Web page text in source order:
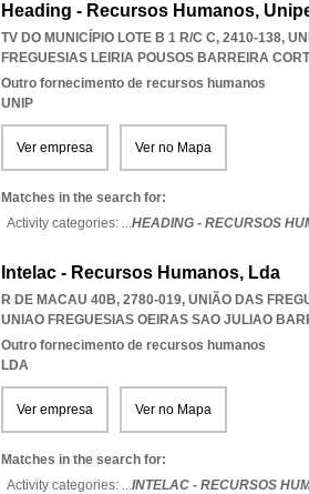
Heading - Recursos Humanos,
TV DO MUNICÍPIO LOTE B 1 R/C C, 2410-138,
FREGUESIAS LEIRIA POUSOS BARREIRA
Outro fornecimento de recursos humanos
UNIP
Ver empresa Ver no Mapa
Matches in the search for:
Activity categories: ...HEADING - RECURSOS
Intelac - Recursos Humanos, Lda
R DE MACAU 40B, 2780-019, UNIÃO DAS
UNIAO FREGUESIAS OEIRAS SAO JULIAO
Outro fornecimento de recursos humanos
LDA
Ver empresa Ver no Mapa
Matches in the search for:
Activity categories: ...INTELAC - RECURSOS